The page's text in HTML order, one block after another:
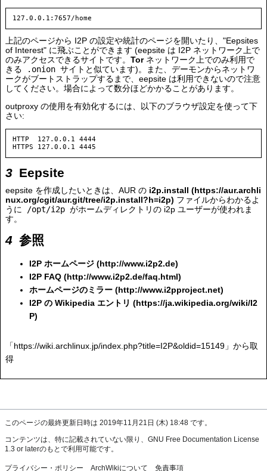
上記のページから I2P の設定や統計のページを開いたり、"Eepsites
of Interest" に飛ぶことができます (eepsite は I2P ネットワーク上で
のみアクセスできるサイトです。 Torネットワーク上でのみ利用で
きる
.onion サイトと似ています)。また、デーモンからネットワ
ークがブートストラップするまで、eepsite は利用できないので注意
してください。場合によって数分ほどかかることがあります。
outproxy の使用を有効化するには、以下のブラウザ設定を使って下
さい:
HTTP  127.0.0.1 4444
Eepsite
eepsite を作成したいときは、AUR の i2p.install
ファイルからわかるよ
うに
/opt/i2p がホームディレクトリの i2p ユーザーが使われま
す。
参照
I2P ホームページ
I2P FAQ
ホームページのミラー
I2P の Wikipedia エントリ
「https://wiki.archlinux.jp/index.php?title=I2P&oldid=15149 」から取
得
このページの最終更新日時は 2019年11月21日 (木) 18:48 です。
コンテンツは、特に記載されていない限り、 GNU Free Documentation License
1.3 or laterのもとで利用可能です。
プライバシー・ポリシー ArchWikiについて 免責事項